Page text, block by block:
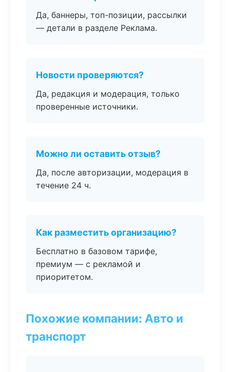
Да, баннеры, топ-позиции, рассылки
— детали в разделе Реклама.
Новости проверяются?
Да, редакция и модерация, только
проверенные источники.
Можно ли оставить отзыв?
Да, после авторизации, модерация в
течение 24 ч.
Как разместить организацию?
Бесплатно в базовом тарифе,
премиум — с рекламой и
приоритетом.
Похожие компании: Авто и
транспорт